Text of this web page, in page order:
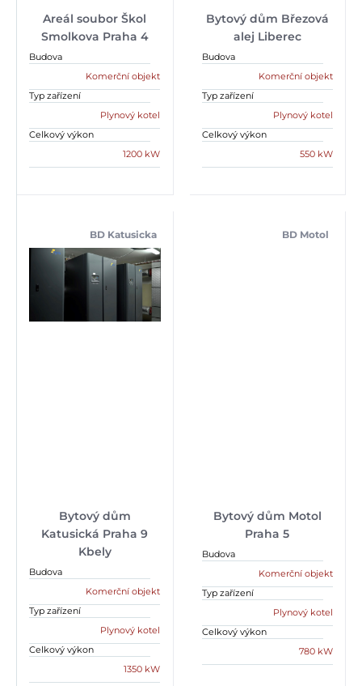
Areál soubor Škol
Smolkova Praha 4
Budova
Komerční objekt
Typ zařízení
Plynový kotel
Celkový výkon
1200 kW
Bytový dům Březová
alej Liberec
Budova
Komerční objekt
Typ zařízení
Plynový kotel
Celkový výkon
550 kW
Bytový dům
Katusická Praha 9
Kbely
BD Katusicka
Budova
Komerční objekt
Typ zařízení
Plynový kotel
Celkový výkon
1350 kW
Bytový dům Motol
Praha 5
BD Motol
Budova
Komerční objekt
Typ zařízení
Plynový kotel
Celkový výkon
780 kW